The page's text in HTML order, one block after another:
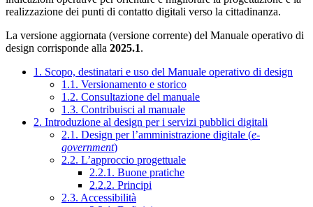
realizzazione dei punti di contatto digitali verso la cittadinanza.
La versione aggiornata (versione corrente) del Manuale operativo di
design corrisponde alla 2025.1.
1. Scopo, destinatari e uso del Manuale operativo di design
1.1. Versionamento e storico
1.2. Consultazione del manuale
1.3. Contribuisci al manuale
2. Introduzione al design per i servizi pubblici digitali
2.1. Design per l’amministrazione digitale (e-
government)
2.2. L’approccio progettuale
2.2.1. Buone pratiche
2.2.2. Principi
2.3. Accessibilità